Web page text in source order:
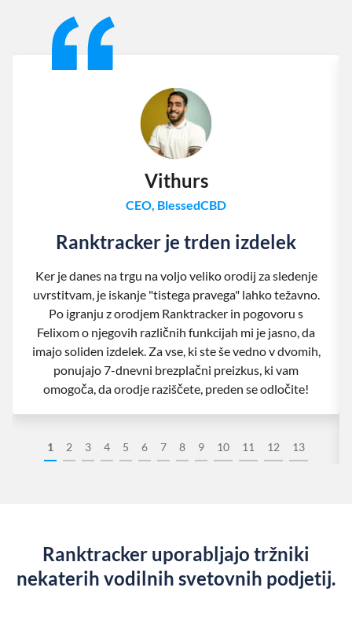
1 2 3 4 5 6 7 8 9 10 11 12 13
Vithurs
CEO, BlessedCBD
Ranktracker je trden izdelek
Ker je danes na trgu na voljo veliko orodij za sledenje
uvrstitvam, je iskanje "tistega pravega" lahko težavno.
Po igranju z orodjem Ranktracker in pogovoru s
Felixom o njegovih različnih funkcijah mi je jasno, da
imajo soliden izdelek. Za vse, ki ste še vedno v dvomih,
ponujajo 7-dnevni brezplačni preizkus, ki vam
omogoča, da orodje raziščete, preden se odločite!
Ranktracker uporabljajo tržniki
nekaterih vodilnih svetovnih podjetij.